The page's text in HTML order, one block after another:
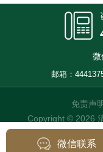
微
邮箱：
免责声
Copyright © 2026
微信联系